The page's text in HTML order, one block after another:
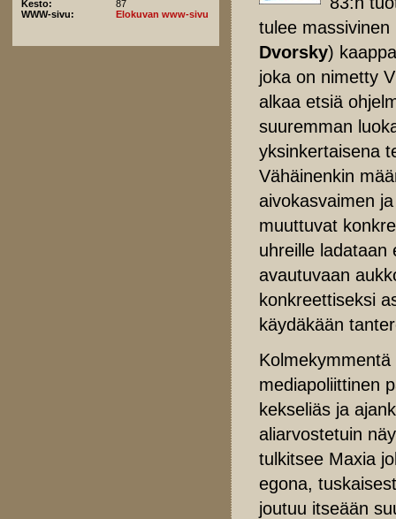
Kesto:
87
WWW-sivu:
Elokuvan www-sivu
tulee
Dvorsky)
joka on nimetty
alkaa etsiä
suuremman
yksinkertaisena
Vähäinenkin
aivokasvaimen
muuttuvat
uhreille ladataan
avautuvaan
konkreettiseksi
käydäkään
mediapoliittinen
kekseliäs ja
aliarvostetuin
tulkitsee Maxia
egona,
joutuu itseään